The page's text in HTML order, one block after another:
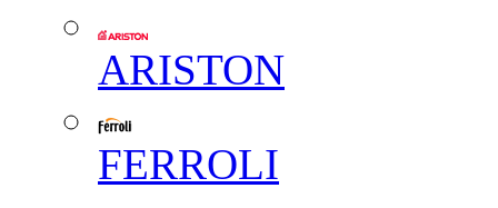
ARISTON
FERROLI